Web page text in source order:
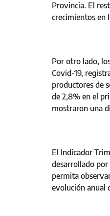
Provincia. El
crecimientos en
Por otro lado,
Covid-19,
productores de
de 2,8% en el
mostraron una
El Indicador
desarrollado
permita
evolución anual